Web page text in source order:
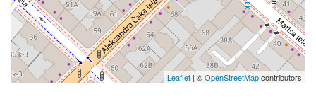
Leaflet| ©OpenStreetMapcontributors